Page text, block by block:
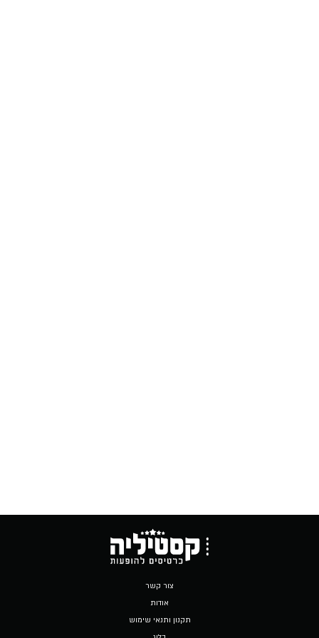
צור קשר
אודות
תקנון ותנאי שימוש